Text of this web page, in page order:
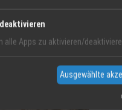
alle Apps zu aktivieren/
Ausgewählte